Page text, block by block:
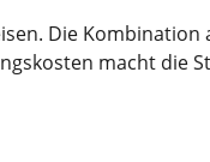
Die
macht die